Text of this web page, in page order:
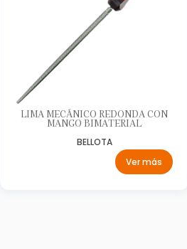
LIMA MECÁNICO REDONDA CON
MANGO BIMATERIAL
BELLOTA
Ver más